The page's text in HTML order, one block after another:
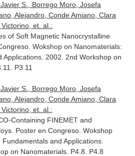
S., Borrego Moro, Josefa
Alejandro, Conde Amiano, Clara
et. al.:
of Soft Magnetic Nanocrystalline
Wokshop on Nanomaterials:
Applications. 2002. 2nd Workshop on
P3.11
S., Borrego Moro, Josefa
Alejandro, Conde Amiano, Clara
et. al.:
Containing FINEMET and
Poster en Congreso. Wokshop
and Applications.
on Nanomaterials. P4.8. P4.8